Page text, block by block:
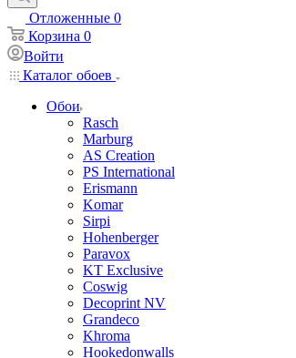
Отложенные 0
Корзина 0
Войти
Каталог обоев
Обои
Rasch
Marburg
AS Creation
PS International
Erismann
Komar
Sirpi
Hohenberger
Paravox
KT Exclusive
Coswig
Decoprint NV
Grandeco
Khroma
Hookedonwalls